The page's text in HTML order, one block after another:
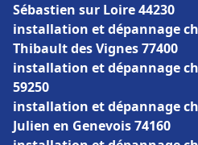
Sébastien sur Loire 44230
installation et dépannage
Thibault des Vignes 77400
installation et dépannage
59250
installation et dépannage
Julien en Genevois 74160